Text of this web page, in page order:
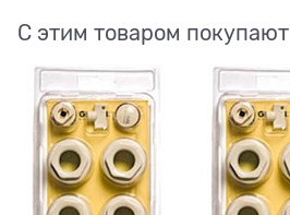
С этим товаром покупают